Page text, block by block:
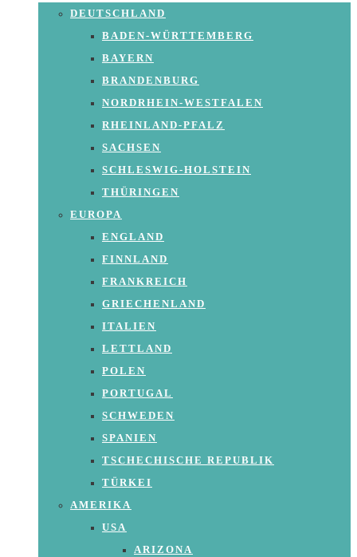
DEUTSCHLAND
BADEN-WÜRTTEMBERG
BAYERN
BRANDENBURG
NORDRHEIN-WESTFALEN
RHEINLAND-PFALZ
SACHSEN
SCHLESWIG-HOLSTEIN
THÜRINGEN
EUROPA
ENGLAND
FINNLAND
FRANKREICH
GRIECHENLAND
ITALIEN
LETTLAND
POLEN
PORTUGAL
SCHWEDEN
SPANIEN
TSCHECHISCHE REPUBLIK
TÜRKEI
AMERIKA
USA
ARIZONA